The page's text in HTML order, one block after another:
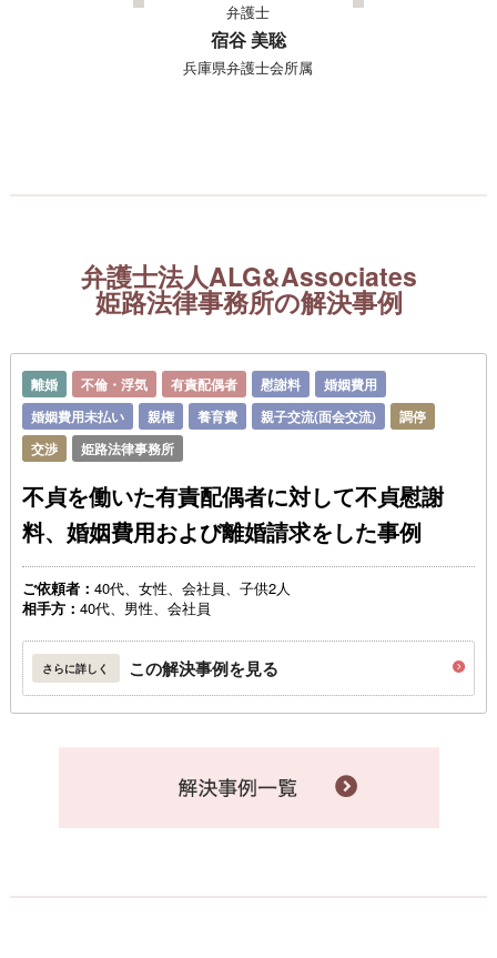
弁護士
宿谷 美聡
兵庫県弁護士会所属
弁護士法人ALG&Associates
姫路法律事務所の解決事例
離婚 不倫・浮気 有責配偶者 慰謝料
婚姻費用
婚姻費用未払い
親権 養育費 親子交流(面会交流)
調停
交渉
姫路法律事務所
不貞を働いた有責配偶者に対して不貞慰謝
料、婚姻費用および離婚請求をした事例
ご依頼者： 40代、女性、会社員、子供2人
相手方： 40代、男性、会社員
さらに詳しく この解決事例を見る